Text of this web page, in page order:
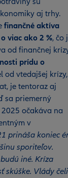
aj trhy.
finančné aktíva
viac ako 2 %, čo
od finančnej
prídu o
od vtedajšej krízy,
je tentoraz aj
sa priemerný
očakáva na
v
prináša koniec
sporiteľov.
iné. Kríza
skúške. Vlády